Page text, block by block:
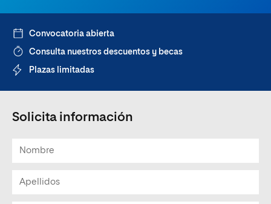
Convocatoria abierta
Consulta nuestros descuentos y becas
Plazas limitadas
Solicita información